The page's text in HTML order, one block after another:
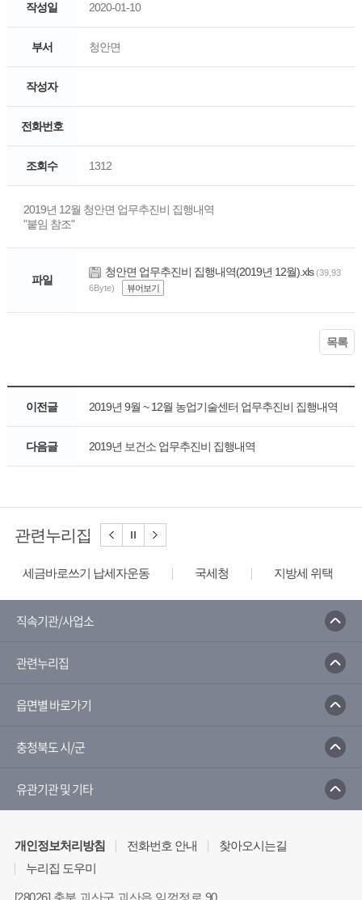
작성일 2020-01-10
부서 청안면
작성자
전화번호
조회수 1312
2019년 12월 청안면 업무추진비 집행내역
"붙임 참조"
파일
청안면 업무추진비 집행내역(2019년 12월).xls (39,93
6Byte)
뷰어보기
목록
이전글 2019년 9월 ~ 12월 농업기술센터 업무추진비 집행내역
다음글 2019년 보건소 업무추진비 집행내역
관련누리집
세금바로쓰기 납세자운동 국세청 지방세 위택스
직속기관/사업소
관련누리집
읍면별 바로가기
충청북도 시/군
유관기관 및 기타
개인정보처리방침 전화번호 안내
찾아오시는길
누리집 도우미
[28026] 충북 괴산군 괴산읍 임꺽정로 90